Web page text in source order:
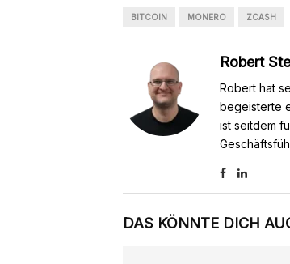
BITCOIN MONERO ZCASH
Robert
Robert hat
begeisterte
ist seitdem
DAS KÖNNTE DICH